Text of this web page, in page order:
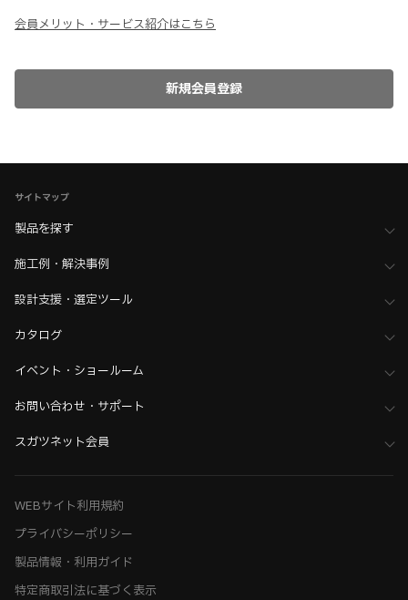
会員メリット・サービス紹介はこちら
サイトマップ
製品を探す
施工例・解決事例
設計支援・選定ツール
カタログ
イベント・ショールーム
お問い合わせ・サポート
スガツネット会員
WEBサイト利用規約
プライバシーポリシー
製品情報・利用ガイド
特定商取引法に基づく表示